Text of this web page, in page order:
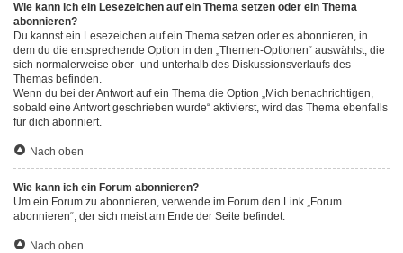
Wie kann ich ein Lesezeichen auf ein Thema setzen oder ein Thema
abonnieren?
Du kannst ein Lesezeichen auf ein Thema setzen oder es abonnieren, in
dem du die entsprechende Option in den „Themen-Optionen“ auswählst, die
sich normalerweise ober- und unterhalb des Diskussionsverlaufs des
Themas befinden.
Wenn du bei der Antwort auf ein Thema die Option „Mich benachrichtigen,
sobald eine Antwort geschrieben wurde“ aktivierst, wird das Thema ebenfalls
für dich abonniert.
Nach oben
Wie kann ich ein Forum abonnieren?
Um ein Forum zu abonnieren, verwende im Forum den Link „Forum
abonnieren“, der sich meist am Ende der Seite befindet.
Nach oben